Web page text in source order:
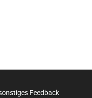
Feedback